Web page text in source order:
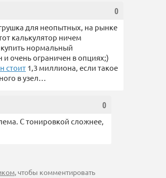
0
для неопытных, на рынке
калькулятор ничем
нормальный
и очень ограничен в опциях;)
стоит 1,3 миллиона, если такое
в узел…
0
C тонировкой сложнее,
, чтобы комментировать